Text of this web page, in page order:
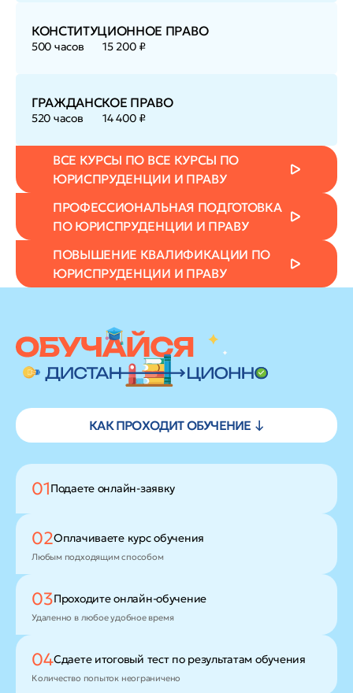
КОНСТИТУЦИОННОЕ ПРАВО
500 часов 15 200 ₽
ГРАЖДАНСКОЕ ПРАВО
520 часов 14 400 ₽
ВСЕ КУРСЫ ПО ВСЕ КУРСЫ ПО
ЮРИСПРУДЕНЦИИ И ПРАВУ
ПРОФЕССИОНАЛЬНАЯ ПОДГОТОВКА
ПО ЮРИСПРУДЕНЦИИ И ПРАВУ
ПОВЫШЕНИЕ КВАЛИФИКАЦИИ ПО
ЮРИСПРУДЕНЦИИ И ПРАВУ
КАК ПРОХОДИТ ОБУЧЕНИЕ ↓
01Подаете онлайн-заявку
02Оплачиваете курс обучения
Любым подходящим способом
03Проходитеонлайн-обучение
Удаленно в любое удобное время
04Сдаете итоговый тест по результатам обучения
Количество попыток неограничено